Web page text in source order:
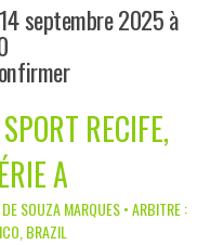
septembre 2025 à
RECIFE,
A
SOUZA MARQUES • ARBITRE :
BRAZIL